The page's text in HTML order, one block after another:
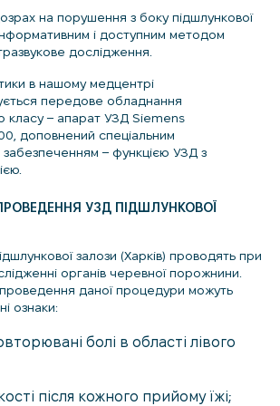
на порушення з боку підшлункової
і доступним методом
дослідження.
в нашому медцентрі
передове обладнання
класу – апарат УЗД Siemens
доповнений спеціальним
– функцією УЗД з
УЗД ПІДШЛУНКОВОЇ
залози (Харків) проводять при
органів черевної порожнини.
даної процедури можуть
ознаки:
болі в області лівого
після кожного прийому їжі;